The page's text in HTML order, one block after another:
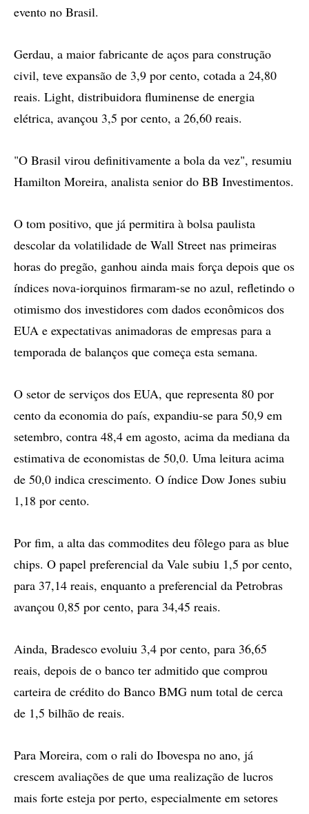
evento no Brasil.
Gerdau, a maior fabricante de aços para construção
civil, teve expansão de 3,9 por cento, cotada a 24,80
reais. Light, distribuidora fluminense de energia
elétrica, avançou 3,5 por cento, a 26,60 reais.
"O Brasil virou definitivamente a bola da vez", resumiu
Hamilton Moreira, analista senior do BB Investimentos.
O tom positivo, que já permitira à bolsa paulista
descolar da volatilidade de Wall Street nas primeiras
horas do pregão, ganhou ainda mais força depois que os
índices nova-iorquinos firmaram-se no azul, refletindo o
otimismo dos investidores com dados econômicos dos
EUA e expectativas animadoras de empresas para a
temporada de balanços que começa esta semana.
O setor de serviços dos EUA, que representa 80 por
cento da economia do país, expandiu-se para 50,9 em
setembro, contra 48,4 em agosto, acima da mediana da
estimativa de economistas de 50,0. Uma leitura acima
de 50,0 indica crescimento. O índice Dow Jones subiu
1,18 por cento.
Por fim, a alta das commodites deu fôlego para as blue
chips. O papel preferencial da Vale subiu 1,5 por cento,
para 37,14 reais, enquanto a preferencial da Petrobras
avançou 0,85 por cento, para 34,45 reais.
Ainda, Bradesco evoluiu 3,4 por cento, para 36,65
reais, depois de o banco ter admitido que comprou
carteira de crédito do Banco BMG num total de cerca
de 1,5 bilhão de reais.
Para Moreira, com o rali do Ibovespa no ano, já
crescem avaliações de que uma realização de lucros
mais forte esteja por perto, especialmente em setores